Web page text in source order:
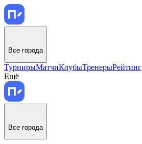
Все города
ТурнирыМатчиКлубыТренерыРейтинг
Ещё
Все города